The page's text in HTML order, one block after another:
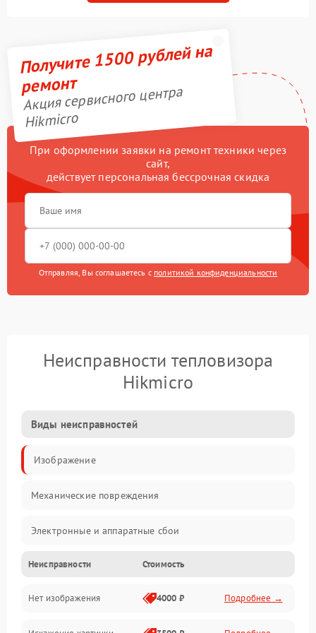
Получите 1500 рублей на
ремонт
Акция сервисного центра
Hikmicro
При оформлении заявки на ремонт техники через
сайт,
действует персональная бессрочная скидка
Отправляя, Вы соглашаетесь с политикой конфиденциальности
Неисправности тепловизора
Hikmicro
Виды неисправностей
Изображение
Механические повреждения
Электронные и аппаратные сбои
Неисправности сенсора и оптики
Программные ошибки
Неисправности Стоимость
Нет изображения 4000 ₽ Подробнее →